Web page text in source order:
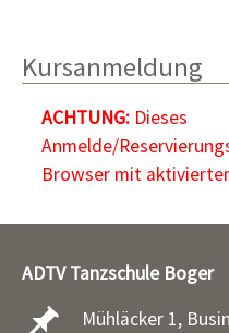
Kursanmeldung
ACHTUNG:Dieses
Anmelde/
Browser mit
ADTV Tanzschule Boger
Mühläcker 1,